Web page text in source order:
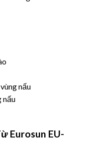
nấu
nấu
Eurosun EU-